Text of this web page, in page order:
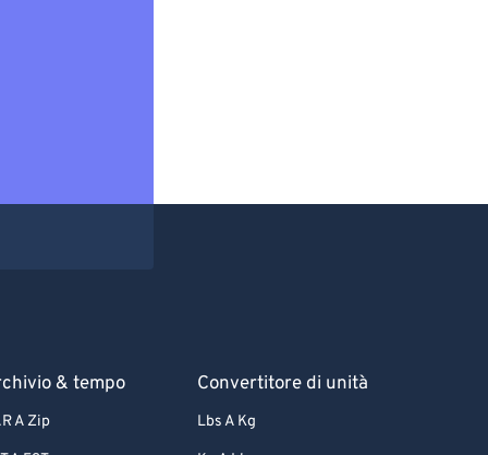
& tempo
A Zip
Convertitore di unità
Lbs A Kg